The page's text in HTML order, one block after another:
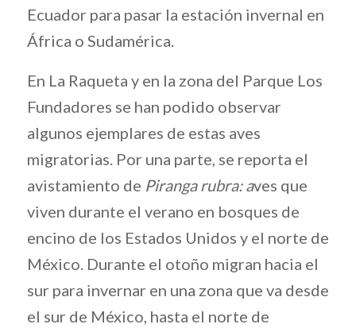
Ecuador para pasar la estación invernal en
África o Sudamérica.
En La Raqueta y en la zona del Parque Los
Fundadores se han podido observar
algunos ejemplares de estas aves
migratorias. Por una parte, se reporta el
avistamiento de Piranga rubra: aves que
viven durante el verano en bosques de
encino de los Estados Unidos y el norte de
México. Durante el otoño migran hacia el
sur para invernar en una zona que va desde
el sur de México, hasta el norte de